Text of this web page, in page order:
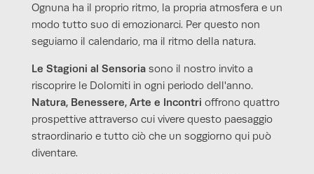
Ognuna ha il proprio ritmo, la propria atmosfera e un
modo tutto suo di emozionarci. Per questo non
seguiamo il calendario, ma il ritmo della natura.
Le Stagioni al Sensoria sono il nostro invito a
riscoprire le Dolomiti in ogni periodo dell'anno.
Natura, Benessere, Arte e Incontri offrono quattro
prospettive attraverso cui vivere questo paesaggio
straordinario e tutto ciò che un soggiorno qui può
diventare.